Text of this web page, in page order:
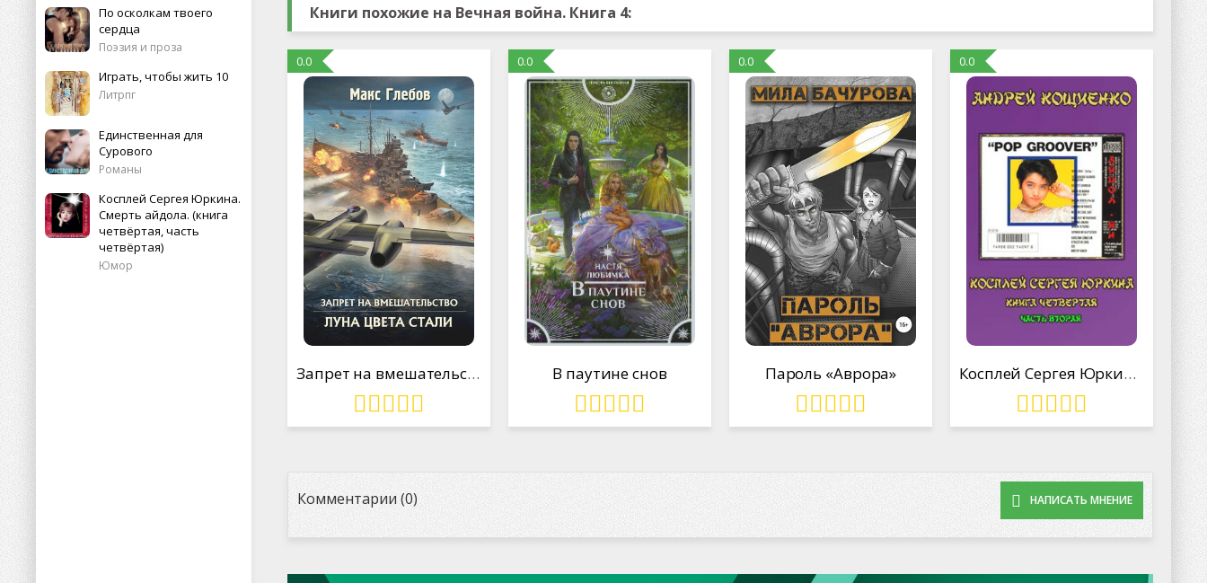
По осколкам твоего
сердца
Поэзия и проза
Играть, чтобы жить 10
Литрпг
Единственная для
Сурового
Романы
Косплей Сергея Юркина.
Смерть айдола. (книга
четвёртая, часть
четвёртая)
Юмор
Книги похожие на Вечная война. Книга 4:
0.0
Запрет на вмешательство 5
0.0
В паутине снов
0.0
Пароль «Аврора»
0.0
Косплей Сергея Юркина. Айдол-ян. (книга четвёртая, часть вторая)
Комментарии (0) НАПИСАТЬ МНЕНИЕ